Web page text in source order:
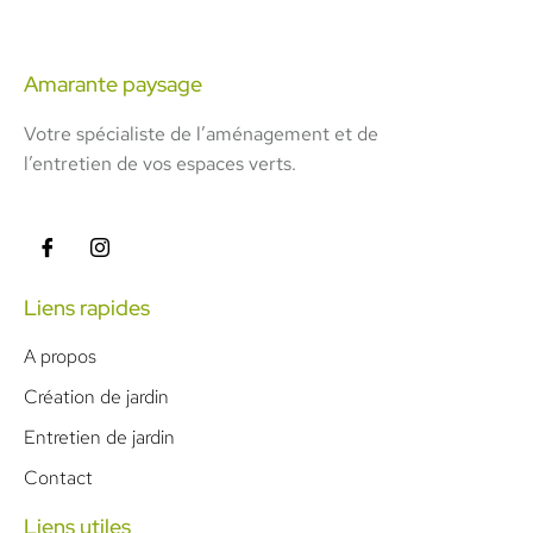
Amarante paysage
Votre spécialiste de l’aménagement et de
l’entretien de vos espaces verts.
Liens rapides
A propos
Création de jardin
Entretien de jardin
Contact
Liens utiles